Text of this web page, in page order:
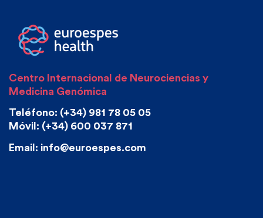
Centro Internacional de Neurociencias y
Medicina Genómica
Teléfono: (+34) 981 78 05 05
Móvil: (+34) 600 037 871
Email: info@euroespes.com